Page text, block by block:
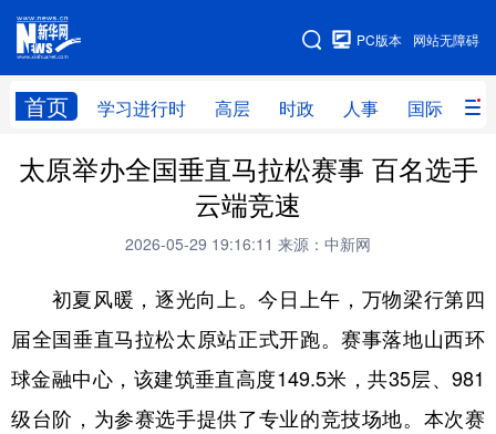
网站无障碍
PC版本
首页 学习进行时 高层 时政 人事 国际 财
网站地图
学习进行时 高层 时政 人事
财经 网评
全球连线
科技 科创 量子 体育
文化 书画 健康 军事
太原举办全国垂直马拉松赛事 百名选手
云端竞速
2026-05-29 19:16:11 来源：中新网
初夏风暖，逐光向上。今日上午，万物梁行第四
届全国垂直马拉松太原站正式开跑。赛事落地山西环
球金融中心，该建筑垂直高度149.5米，共35层、981
级台阶，为参赛选手提供了专业的竞技场地。本次赛